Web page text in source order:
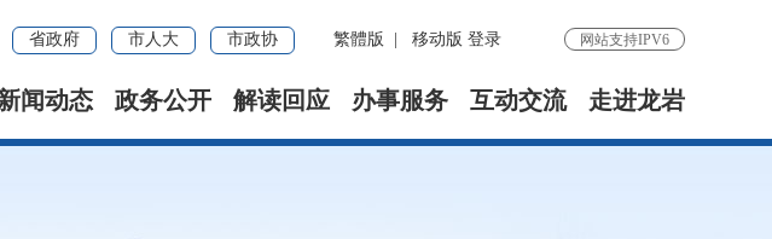
省政府 市人大 市政协 繁體版 移动版 登录 网站支持IPV6
闻动态 政务公开 解读回应 办事服务 互动交流 走进龙岩